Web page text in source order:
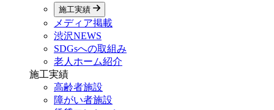
施工実績
メディア掲載
渋沢NEWS
SDGsへの取組み
老人ホーム紹介
施工実績
高齢者施設
障がい者施設